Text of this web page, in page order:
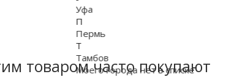
товаром часто покупают
Уфа
П
Пермь
Т
Тамбов
Моего города нет в списке